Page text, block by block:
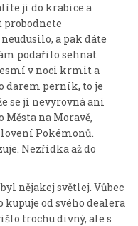
ji do krabice a
a pak dáte
podařilo sehnat
v noci krmit a
darem perník, to je
se jí nevyrovná ani
na Moravě,
Pokémonů.
Nezřídka až do
nějakej světlej. Vůbec
od svého dealera
trochu divný, ale s